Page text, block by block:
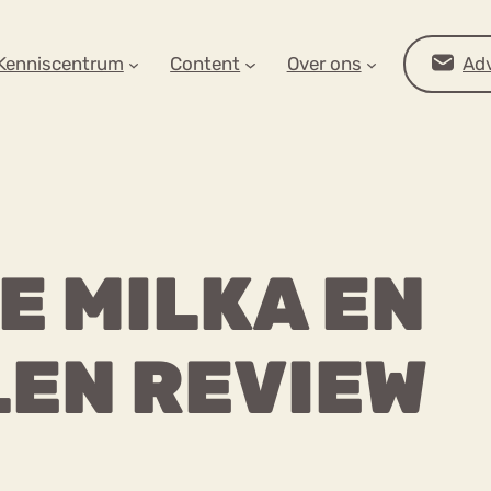
Content Over ons
MILKA EN
REVIEW
OP ZOEK?